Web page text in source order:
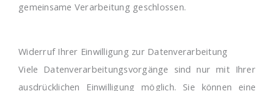
gemeinsame Verarbeitung geschlossen.
Widerruf Ihrer Einwilligung zur Datenverarbeitung
Viele Datenverarbeitungsvorgänge sind nur mit Ihrer
ausdrücklichen Einwilligung möglich. Sie können eine